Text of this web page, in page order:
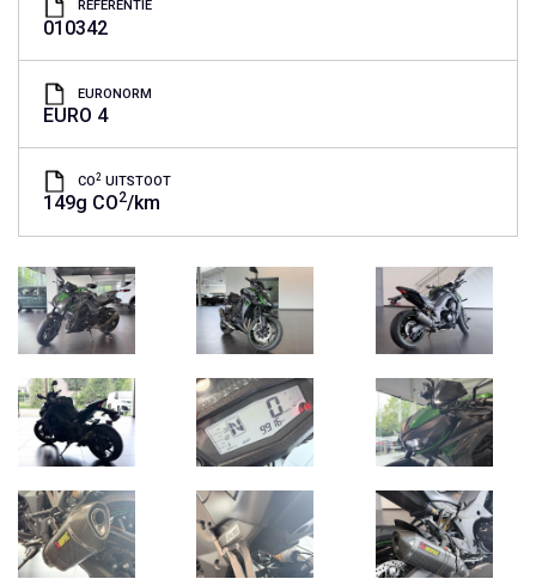
REFERENTIE
010342
EURONORM
EURO 4
CO2 UITSTOOT
149g CO2/km